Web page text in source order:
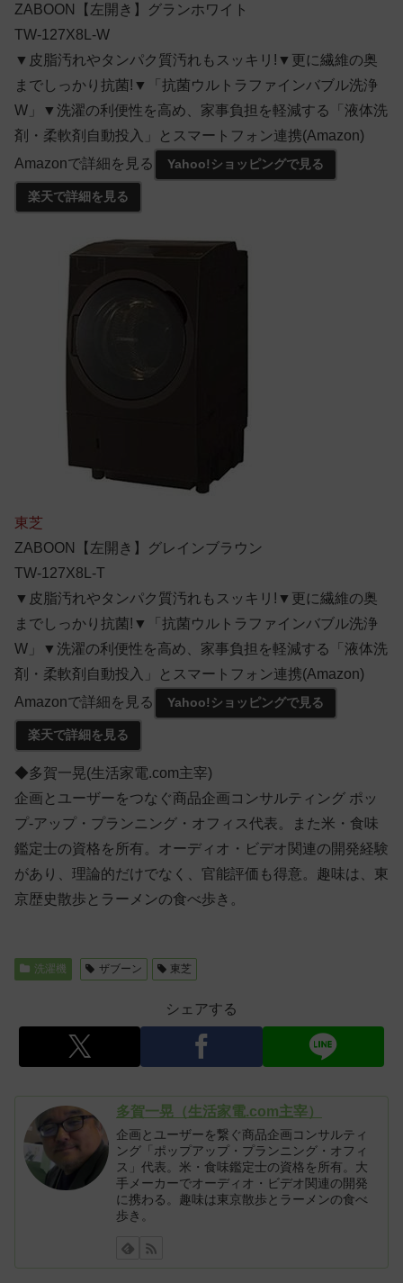
ZABOON【左開き】グランホワイト
TW-127X8L-W
▼皮脂汚れやタンパク質汚れもスッキリ!▼更に繊維の奥
までしっかり抗菌!▼「抗菌ウルトラファインバブル洗浄
W」▼洗濯の利便性を高め、家事負担を軽減する「液体洗
剤・柔軟剤自動投入」とスマートフォン連携(Amazon)
Amazonで詳細を見る
Yahoo!ショッピングで見る
楽天で詳細を見る
東芝
ZABOON【左開き】グレインブラウン
TW-127X8L-T
▼皮脂汚れやタンパク質汚れもスッキリ!▼更に繊維の奥
までしっかり抗菌!▼「抗菌ウルトラファインバブル洗浄
W」▼洗濯の利便性を高め、家事負担を軽減する「液体洗
剤・柔軟剤自動投入」とスマートフォン連携(Amazon)
Amazonで詳細を見る
Yahoo!ショッピングで見る
楽天で詳細を見る
◆多賀一晃(生活家電.com主宰)
企画とユーザーをつなぐ商品企画コンサルティング ポッ
プ-アップ・プランニング・オフィス代表。また米・食味
鑑定士の資格を所有。オーディオ・ビデオ関連の開発経験
があり、理論的だけでなく、官能評価も得意。趣味は、東
京歴史散歩とラーメンの食べ歩き。
洗濯機 ザブーン 東芝
シェアする
多賀一晃（生活家電.com主宰）
企画とユーザーを繋ぐ商品企画コンサルティ
ング「ポップアップ・プランニング・オフィ
ス」代表。米・食味鑑定士の資格を所有。大
手メーカーでオーディオ・ビデオ関連の開発
に携わる。趣味は東京散歩とラーメンの食べ
歩き。